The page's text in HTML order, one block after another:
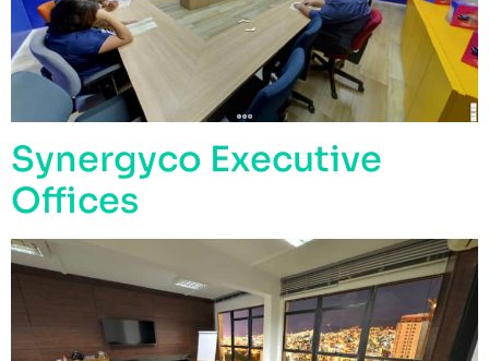
Synergyco Executive
Offices